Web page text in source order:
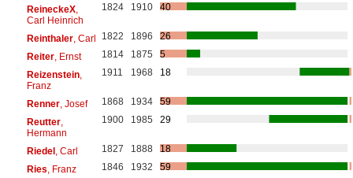
ReineckeX,
Carl Heinrich
1824 1910 40
Reinthaler, Carl 1822 1896
26
Reiter, Ernst 1814 1875
5
Reizenstein,
Franz
1911 1968 18
Renner, Josef 1868 1934
59
Reutter,
Hermann
1900 1985 29
Riedel, Carl 1827 1888
18
Ries , Franz 1846 1932
59